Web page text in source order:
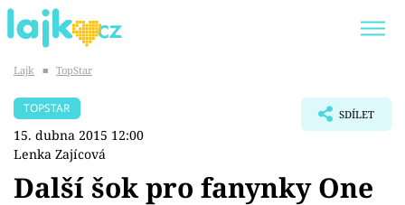
SHOPAHOLICADEL
Lajk ■ TopStar
TOPSTAR
15. dubna 2015 12:00
Lenka Zajícová
SDÍLET
Další šok pro fanynky One